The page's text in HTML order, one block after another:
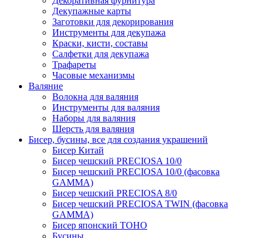
Декупажные карты
Заготовки для декорирования
Инструменты для декупажа
Краски, кисти, составы
Салфетки для декупажа
Трафареты
Часовые механизмы
Валяние
Волокна для валяния
Инструменты для валяния
Наборы для валяния
Шерсть для валяния
Бисер, бусины, все для создания украшений
Бисер Китай
Бисер чешский PRECIOSA 10/0
Бисер чешский PRECIOSA 10/0 (фасовка
GAMMA)
Бисер чешский PRECIOSA 8/0
Бисер чешский PRECIOSA TWIN (фасовка
GAMMA)
Бисер японский TOHO
Бусины